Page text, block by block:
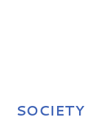
SOCIETY